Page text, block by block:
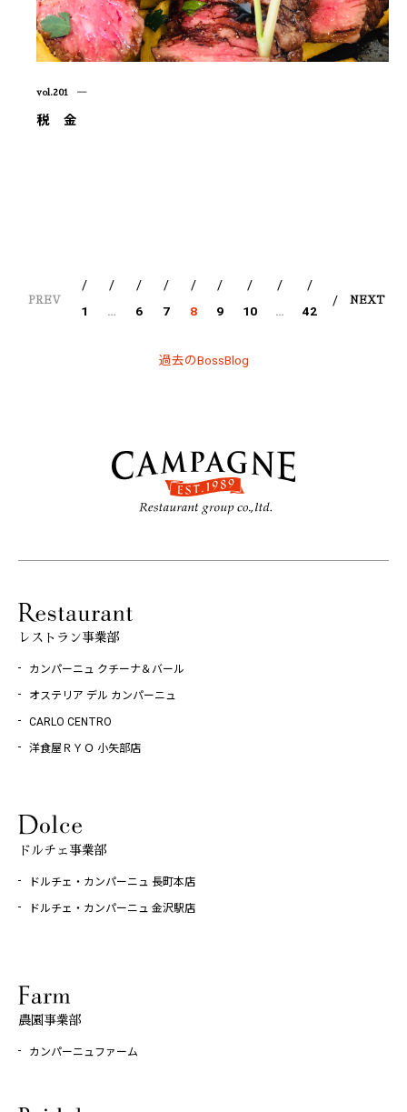
vol.201 ―
税 金
PREV
1 … 6 7 8 9 10 … 42
NEXT
過去のBossBlog
レストラン事業部
カンパーニュ クチーナ＆バール
オステリア デル カンパーニュ
CARLO CENTRO
洋食屋ＲＹＯ 小矢部店
ドルチェ事業部
ドルチェ・カンパーニュ 長町本店
ドルチェ・カンパーニュ 金沢駅店
農園事業部
カンパーニュファーム